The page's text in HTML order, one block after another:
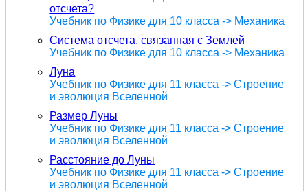
отсчета?
Учебник по Физике для 10 класса -> Механика
Система отсчета, связанная с Землей
Учебник по Физике для 10 класса -> Механика
Луна
Учебник по Физике для 11 класса -> Строение
и эволюция Вселенной
Размер Луны
Учебник по Физике для 11 класса -> Строение
и эволюция Вселенной
Расстояние до Луны
Учебник по Физике для 11 класса -> Строение
и эволюция Вселенной